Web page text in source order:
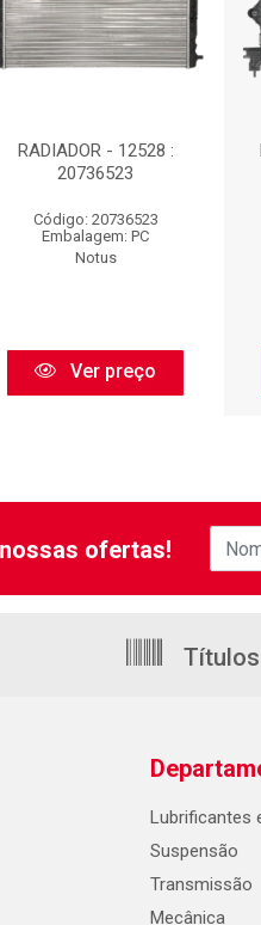
RADIADOR - 12528 :
20736523
Código: 20736523
Embalagem: PC
Notus
Ver preço
ofertas!
Títulos
Lubrificantes
Suspensão
Transmissão
Mecânica